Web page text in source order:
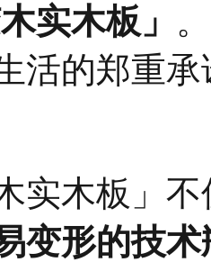
实木板」
活的郑重
实木板」不
变形的技术